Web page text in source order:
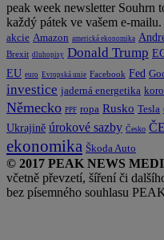
peak week newsletter Souhrn
každý pátek ve vašem e-mailu.
akcie Amazon americká ekonomika
Brexit dluhopisy Donald Trump
EU euro Evropská unie Facebook Fed
investice jaderná energetika
Německo PPF ropa Rusko Tesla
Ukrajině úrokové sazby Česko
ekonomika Škoda Auto
© 2017 PEAK NEWS
včetně převzetí, šíření či
bez písemného souhlasu